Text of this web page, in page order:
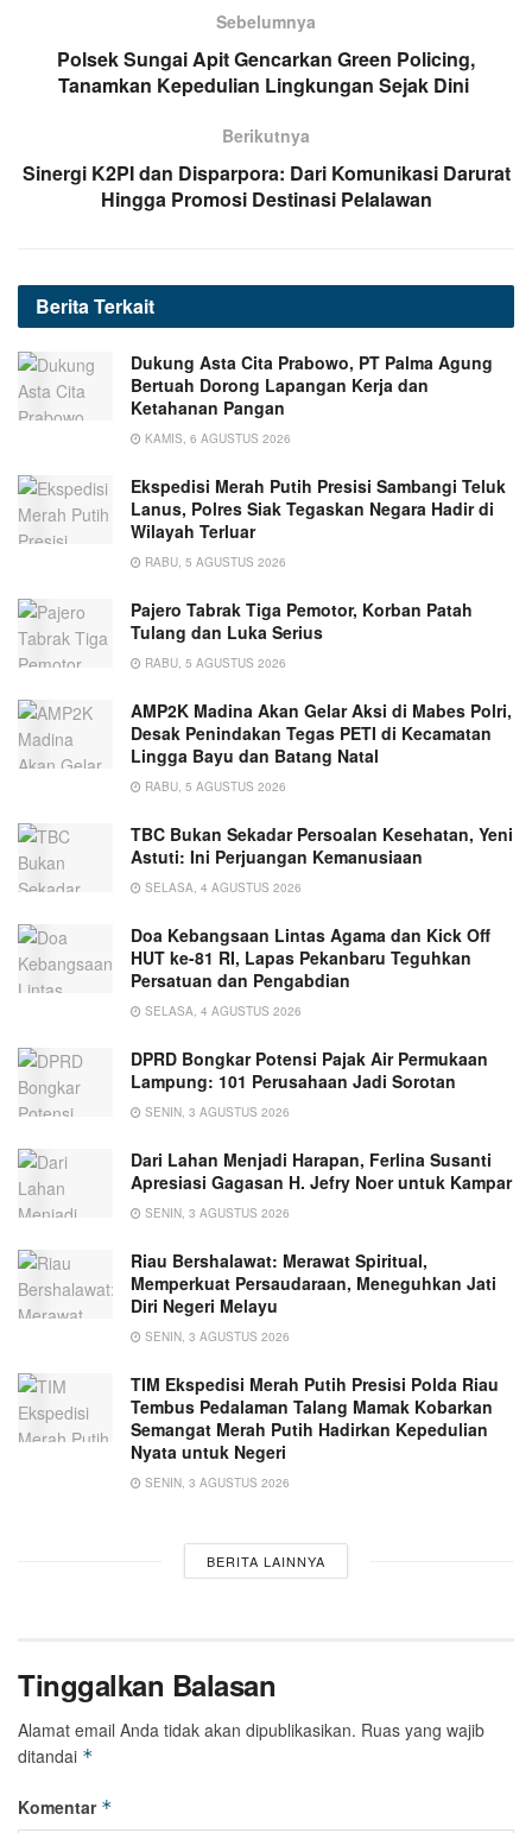
Sebelumnya
‎Polsek Sungai Apit Gencarkan Green Policing,
Tanamkan Kepedulian Lingkungan Sejak Dini ‎
Berikutnya
Sinergi K2PI dan Disparpora: Dari Komunikasi Darurat
Hingga Promosi Destinasi Pelalawan
BeritaTerkait
Dukung Asta Cita Prabowo, PT Palma Agung
Bertuah Dorong Lapangan Kerja dan
Ketahanan Pangan
KAMIS, 6 AGUSTUS 2026
Ekspedisi Merah Putih Presisi Sambangi Teluk
Lanus, Polres Siak Tegaskan Negara Hadir di
Wilayah Terluar
RABU, 5 AGUSTUS 2026
Pajero Tabrak Tiga Pemotor, Korban Patah
Tulang dan Luka Serius
RABU, 5 AGUSTUS 2026
AMP2K Madina Akan Gelar Aksi di Mabes Polri,
Desak Penindakan Tegas PETI di Kecamatan
Lingga Bayu dan Batang Natal
RABU, 5 AGUSTUS 2026
TBC Bukan Sekadar Persoalan Kesehatan, Yeni
Astuti: Ini Perjuangan Kemanusiaan
SELASA, 4 AGUSTUS 2026
Doa Kebangsaan Lintas Agama dan Kick Off
HUT ke-81 RI, Lapas Pekanbaru Teguhkan
Persatuan dan Pengabdian
SELASA, 4 AGUSTUS 2026
DPRD Bongkar Potensi Pajak Air Permukaan
Lampung: 101 Perusahaan Jadi Sorotan
SENIN, 3 AGUSTUS 2026
Dari Lahan Menjadi Harapan, Ferlina Susanti
Apresiasi Gagasan H. Jefry Noer untuk Kampar
SENIN, 3 AGUSTUS 2026
Riau Bershalawat: Merawat Spiritual,
Memperkuat Persaudaraan, Meneguhkan Jati
Diri Negeri Melayu
SENIN, 3 AGUSTUS 2026
TIM Ekspedisi Merah Putih Presisi Polda Riau
Tembus Pedalaman Talang Mamak Kobarkan
Semangat Merah Putih Hadirkan Kepedulian
Nyata untuk Negeri
SENIN, 3 AGUSTUS 2026
BERITA LAINNYA
Tinggalkan Balasan
Alamat email Anda tidak akan dipublikasikan. Ruas yang wajib
ditandai *
Komentar *